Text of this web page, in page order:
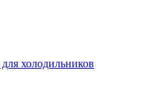
холодильников